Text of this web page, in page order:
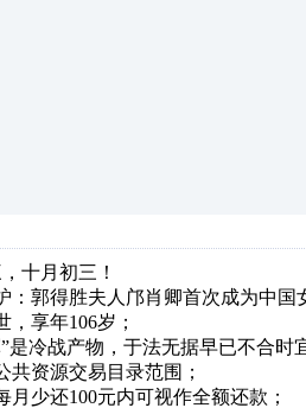
十月初三！
：郭得胜夫人邝肖卿首次成为中
享年106岁；
是冷战产物，于法无据早已不合时
共资源交易目录范围；
少还100元内可视作全额还款；